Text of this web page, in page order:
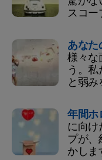
スコー
あなた
様々な
う。
と弱み
年間ホ
に向け
プが、
かしま